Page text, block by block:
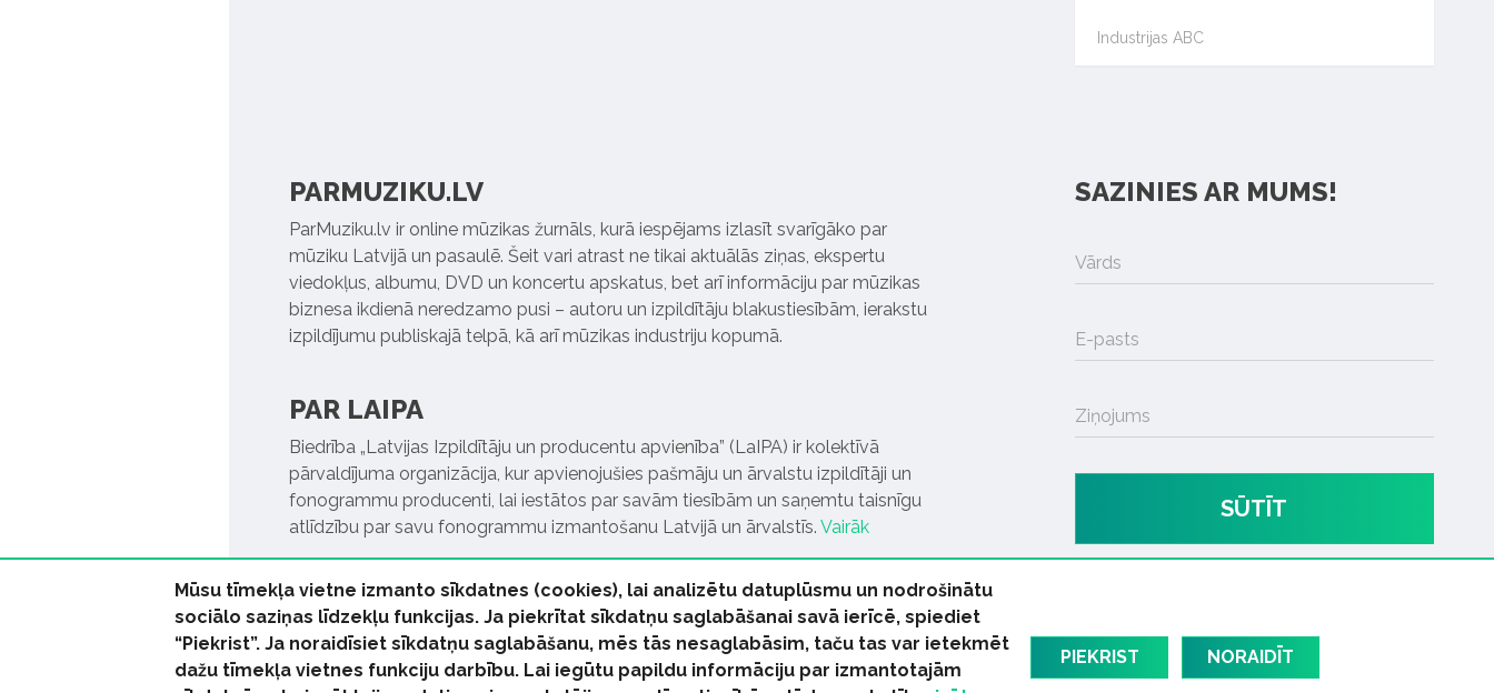
Industrijas ABC
PARMUZIKU.LV
ParMuziku.lv ir online mūzikas žurnāls, kurā iespējams izlasīt svarīgāko par
mūziku Latvijā un pasaulē. Šeit vari atrast ne tikai aktuālās ziņas, ekspertu
viedokļus, albumu, DVD un koncertu apskatus, bet arī informāciju par mūzikas
biznesa ikdienā neredzamo pusi – autoru un izpildītāju blakustiesībām, ierakstu
izpildījumu publiskajā telpā, kā arī mūzikas industriju kopumā.
PAR LAIPA
Biedrība „Latvijas Izpildītāju un producentu apvienība” (LaIPA) ir kolektīvā
pārvaldījuma organizācija, kur apvienojušies pašmāju un ārvalstu izpildītāji un
fonogrammu producenti, lai iestātos par savām tiesībām un saņemtu taisnīgu
atlīdzību par savu fonogrammu izmantošanu Latvijā un ārvalstīs. Vairāk
SAZINIES AR MUMS!
Vārds
E-pasts
Ziņojums
SŪTĪT
© 2026 parmuziku.lv, visas tiesības paturētas
Mūsu tīmekļa vietne izmanto sīkdatnes (cookies), lai analizētu datuplūsmu un nodrošinātu
sociālo saziņas līdzekļu funkcijas. Ja piekrītat sīkdatņu saglabāšanai savā ierīcē, spiediet
“Piekrist”. Ja noraidīsiet sīkdatņu saglabāšanu, mēs tās nesaglabāsim, taču tas var ietekmēt
dažu tīmekļa vietnes funkciju darbību. Lai iegūtu papildu informāciju par izmantotajām
PIEKRIST NORAIDĪT